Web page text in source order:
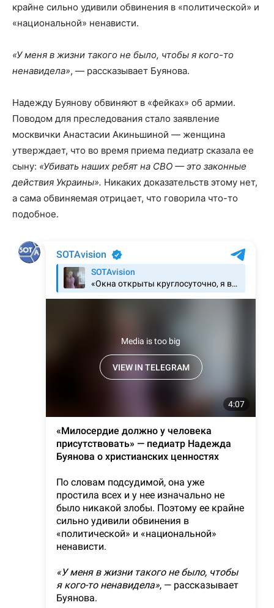
крайне сильно удивили обвинения в «политической» и
«национальной» ненависти.
«У меня в жизни такого не было, чтобы я кого-то
ненавидела», — рассказывает Буянова.
Надежду Буянову обвиняют в «фейках» об армии.
Поводом для преследования стало заявление
москвички Анастасии Акиньшиной — женщина
утверждает, что во время приема педиатр сказала ее
сыну: «Убивать наших ребят на СВО — это законные
действия Украины». Никаких доказательств этому нет,
а сама обвиняемая отрицает, что говорила что-то
подобное.